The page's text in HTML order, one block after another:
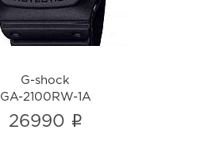
G-shock
GA-2100RW-1A
26990 i